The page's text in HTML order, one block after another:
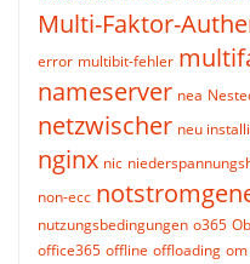
Multi-Faktor-
error multibit-fehler
nameserver nea
netzwischer neu
nginx nic
non-ecc
nutzungsbedingungen o365
office365 offline offloading om